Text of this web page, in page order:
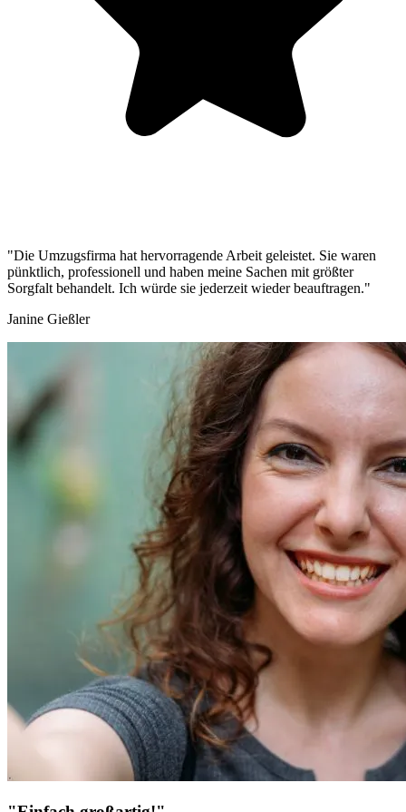
"Die Umzugsfirma hat hervorragende Arbeit geleistet. Sie waren
pünktlich, professionell und haben meine Sachen mit größter
Sorgfalt behandelt. Ich würde sie jederzeit wieder beauftragen."
Janine Gießler